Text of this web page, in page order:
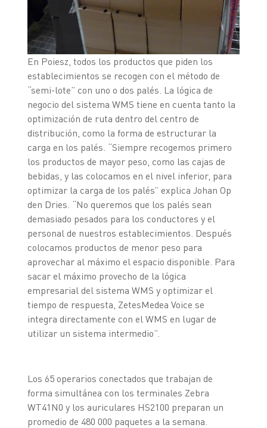
En Poiesz, todos los productos que piden los
establecimientos se recogen con el método de
“semi-lote” con uno o dos palés. La lógica de
negocio del sistema WMS tiene en cuenta tanto la
optimización de ruta dentro del centro de
distribución, como la forma de estructurar la
carga en los palés. “Siempre recogemos primero
los productos de mayor peso, como las cajas de
bebidas, y las colocamos en el nivel inferior, para
optimizar la carga de los palés” explica Johan Op
den Dries. “No queremos que los palés sean
demasiado pesados para los conductores y el
personal de nuestros establecimientos. Después
colocamos productos de menor peso para
aprovechar al máximo el espacio disponible. Para
sacar el máximo provecho de la lógica
empresarial del sistema WMS y optimizar el
tiempo de respuesta, ZetesMedea Voice se
integra directamente con el WMS en lugar de
utilizar un sistema intermedio”.
Los 65 operarios conectados que trabajan de
forma simultánea con los terminales Zebra
WT41N0 y los auriculares HS2100 preparan un
promedio de 480 000 paquetes a la semana.